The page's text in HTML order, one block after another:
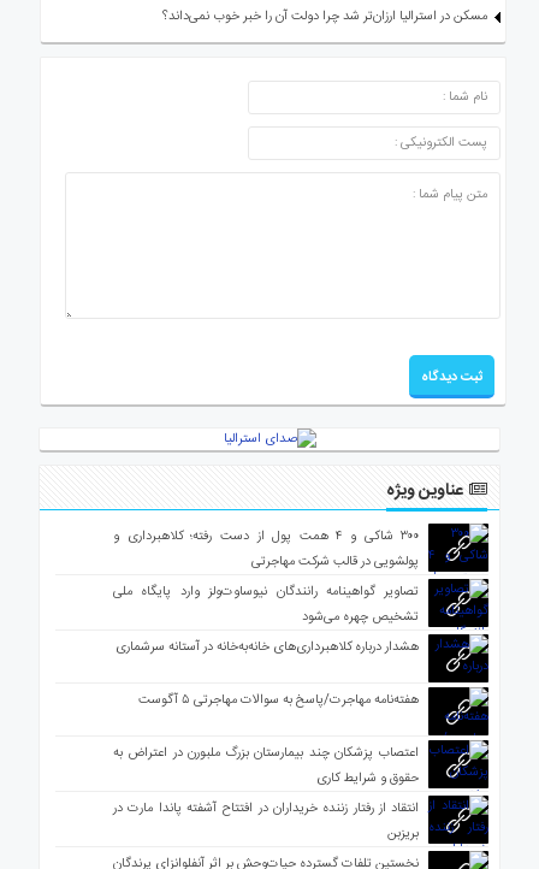
مسکن در استرالیا ارزان‌تر شد چرا دولت آن را خبر خوب نمی‌داند؟
ارسال دیدگاه
عناوین ویژه
۳۰۰ شاکی و ۴ همت پول از دست رفته؛ کلاهبرداری و
پولشویی در قالب شرکت مهاجرتی
تصاویر گواهینامه رانندگان نیوساوت‌ولز وارد پایگاه ملی
تشخیص چهره می‌شود
هشدار درباره کلاهبرداری‌های خانه‌به‌خانه در آستانه سرشماری
هفته‌نامه مهاجرت/پاسخ به سوالات مهاجرتی ۵ آگوست
اعتصاب پزشکان چند بیمارستان بزرگ ملبورن در اعتراض به
حقوق و شرایط کاری
انتقاد از رفتار زننده خریداران در افتتاح آشفته پاندا مارت در
بریزبن
نخستین تلفات گسترده حیات‌وحش بر اثر آنفلوانزای پرندگان